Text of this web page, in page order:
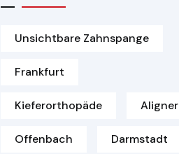
Unsichtbare Zahnspange
Frankfurt
Kieferorthopäde Aligner
Offenbach Darmstadt